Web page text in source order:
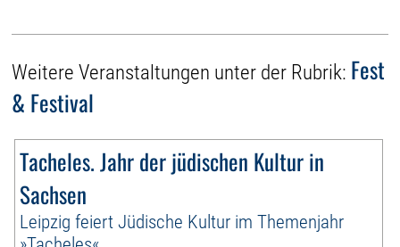
Weitere Veranstaltungen unter der Rubrik: Fest
& Festival
Tacheles. Jahr der jüdischen Kultur in
Sachsen
Leipzig feiert Jüdische Kultur im Themenjahr